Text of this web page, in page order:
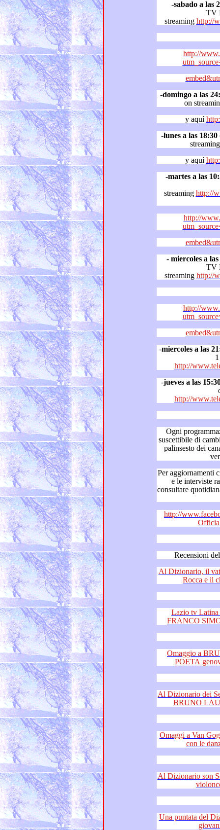
-sabado a las
TV
streaming http://
http://
-domingo a las
on
y aquí
-lunes a las 18:30
streaming
y aquí
-martes a las
streaming http://
http://
- miercoles a
TV
streaming http://
http://
-miercoles a las
http://
-jueves a las
http://
Ogni programmazione
suscettibile di cambiamenti in base alle variazioni del
palinsesto dei canali in cui le
Per aggiornamenti circa il “Dizionario
e le interviste radiofoniche a Franco Simone,
consultare quotidianamente “Franco
http://
Al Dizionario, il vaticanista di
Lazio tv Latina e
Omaggio a
Al Dizionario dei Sentimenti le
Omaggi a Van Gogh e Achille
Al Dizionario son Sentimenti
Una puntata del Dizionario